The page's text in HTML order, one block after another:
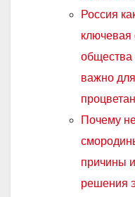
Россия
общества
важно
Почему
причины
решения